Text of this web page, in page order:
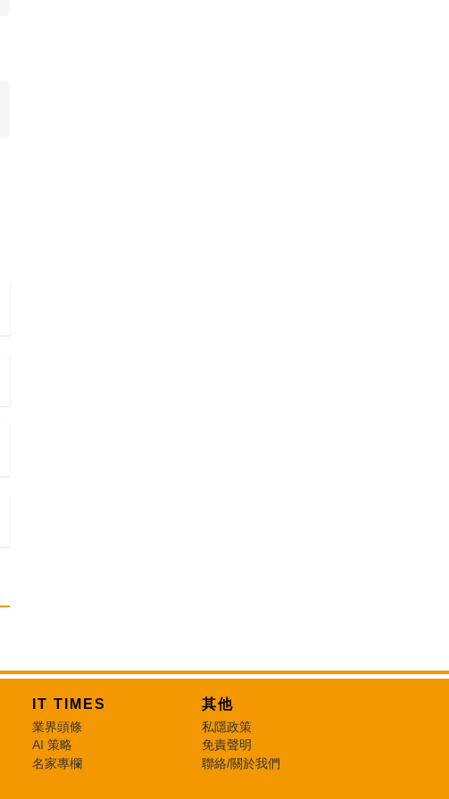
IT TIMES
業界頭條
AI 策略
名家專欄
其他
私隱政策
免責聲明
聯絡/關於我們